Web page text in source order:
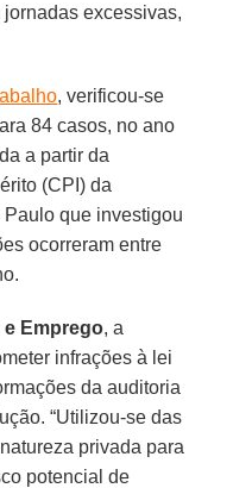
excessivas,
, verificou-se
84 casos, no ano
a partir da
(CPI) da
que investigou
ocorreram entre
e Emprego, a
infrações à lei
da auditoria
“Utilizou-se das
privada para
potencial de